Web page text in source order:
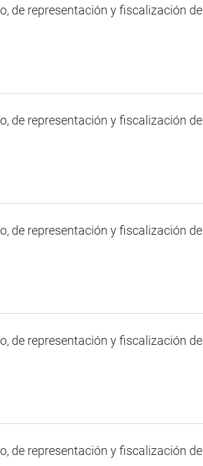
de representación y fiscalización del
de representación y fiscalización del
de representación y fiscalización del
de representación y fiscalización del
de representación y fiscalización del